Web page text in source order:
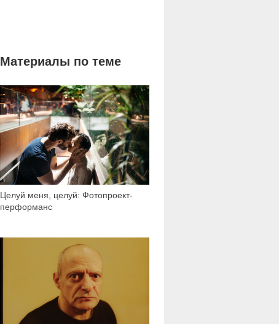
Материалы по теме
Целуй меня, целуй: Фотопроект-
перформанс
3 196